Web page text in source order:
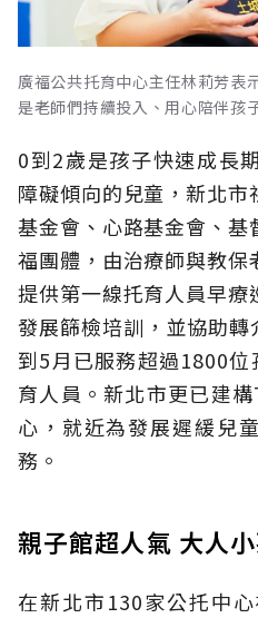
廣福公共托育中心主任林莉芳表
是老師們持續投入、用心陪伴孩
0到2歲是孩子快速成長
障礙傾向的兒童，新北
基金會、心路基金會、
福團體，由治療師與教保
提供第一線托育人員早
發展篩檢培訓，並協助
到5月已服務超過1800
育人員。新北市更已建
心，就近為發展遲緩兒
務。
親子館超人氣 大人
在新北市130家公托中